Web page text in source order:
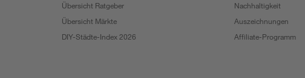
Übersicht Ratgeber
Übersicht Märkte
DIY-Städte-Index 2026
Nachhaltigkeit
Auszeichnungen
Affiliate-Programm